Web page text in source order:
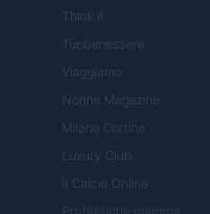
Think.it
Tuobenessere
Viaggiamo
Nonne Magazine
Milano Cortina
Luxury Club
Il Calcio Online